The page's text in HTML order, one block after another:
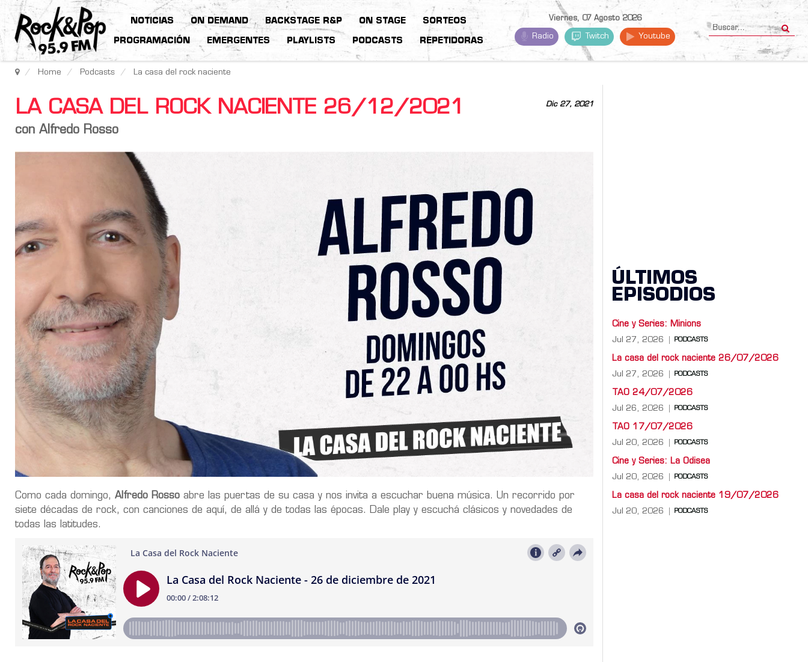
NOTICIAS ON DEMAND BACKSTAGE R&P ON STAGE SORTEOS
PROGRAMACIÓN EMERGENTES PLAYLISTS PODCASTS REPETIDORAS
Viernes, 07 Agosto 2026
Radio Twitch Youtube
Home Podcasts La casa del rock naciente
Dic 27, 2021
LA CASA DEL ROCK NACIENTE 26/12/2021
con Alfredo Rosso
Como cada domingo, Alfredo Rosso abre las puertas de su casa y nos invita a escuchar buena música. Un recorrido por
siete décadas de rock, con canciones de aquí, de allá y de todas las épocas. Dale play y escuchá clásicos y novedades de
todas las latitudes.
ÚLTIMOS
EPISODIOS
Cine y Series: Minions
Jul 27, 2026 PODCASTS
La casa del rock naciente 26/07/2026
Jul 27, 2026 PODCASTS
TAO 24/07/2026
Jul 26, 2026 PODCASTS
TAO 17/07/2026
Jul 20, 2026 PODCASTS
Cine y Series: La Odisea
Jul 20, 2026 PODCASTS
La casa del rock naciente 19/07/2026
Jul 20, 2026 PODCASTS